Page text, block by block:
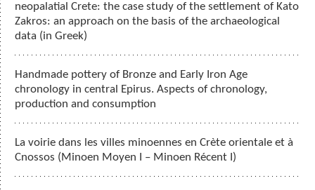
neopalatial Crete: the case study of the settlement of Kato
Zakros: an approach on the basis of the archaeological
data (in Greek)
Handmade pottery of Bronze and Early Iron Age
chronology in central Epirus. Aspects of chronology,
production and consumption
La voirie dans les villes minoennes en Crète orientale et à
Cnossos (Minoen Moyen I – Minoen Récent I)